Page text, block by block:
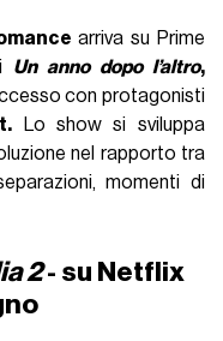
arriva su Prime
Un anno dopo l’altro,
con protagonisti
Lo show si sviluppa
nel rapporto tra
momenti di
2- su Netflix